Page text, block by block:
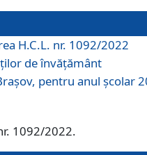
H.C.L. nr. 1092/2022
de învăţământ
pentru anul școlar
1092/2022.